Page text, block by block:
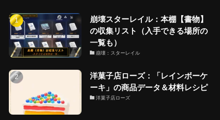
崩壊スターレイル：本棚【書物】
の収集リスト（入手できる場所の
一覧も）
崩壊：スターレイル
洋菓子店ローズ：「レインボーケ
ーキ」の商品データ＆材料レシピ
洋菓子店ローズ